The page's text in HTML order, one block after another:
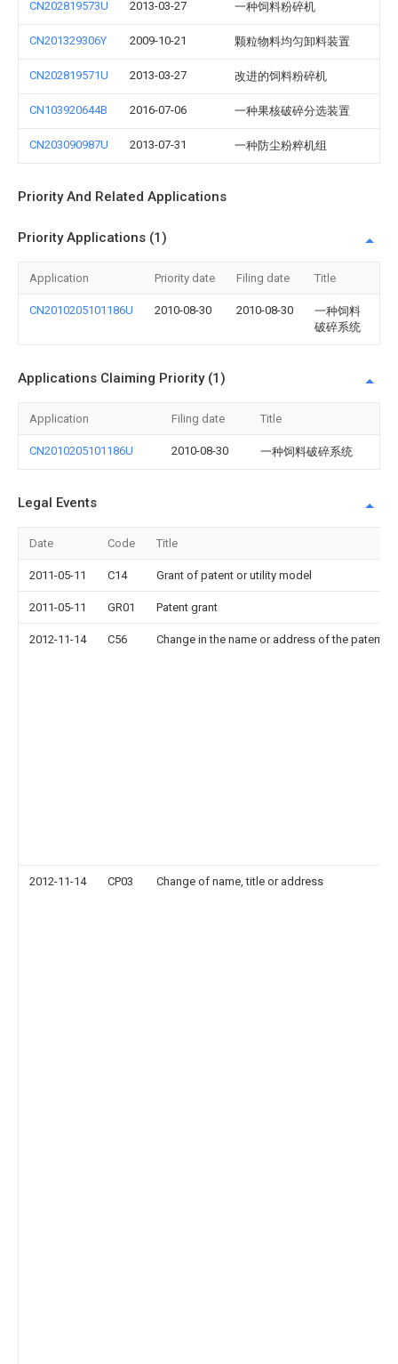
CN202819573U 2013-03-27 一种饲料粉碎机
CN201329306Y 2009-10-21 颗粒物料均匀卸料装置
CN202819571U 2013-03-27 改进的饲料粉碎机
CN103920644B 2016-07-06 一种果核破碎分选装置
CN203090987U 2013-07-31 一种防尘粉粹机组
Priority And Related Applications
Priority Applications (1)
Application Priority date Filing date Title
CN2010205101186U 2010-08-30 2010-08-30
一种饲料
破碎系统
Applications Claiming Priority (1)
Application Filing date Title
CN2010205101186U 2010-08-30 一种饲料破碎系统
Legal Events
Date Code Title
2011-05-11 C14 Grant of patent or utility model
2011-05-11 GR01 Patent grant
2012-11-14 C56 Change in the name or address of the patentee
2012-11-14 CP03 Change of name, title or address